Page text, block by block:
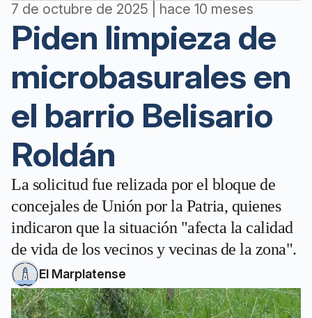
7 de octubre de 2025 | hace 10 meses
Piden limpieza de
microbasurales en
el barrio Belisario
Roldán
La solicitud fue relizada por el bloque de
concejales de Unión por la Patria, quienes
indicaron que la situación "afecta la calidad
de vida de los vecinos y vecinas de la zona".
El Marplatense